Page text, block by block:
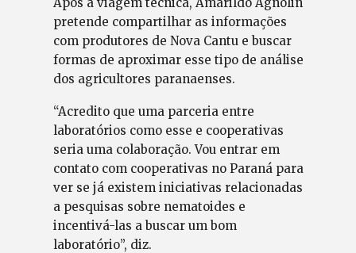
pretende compartilhar as informações
com produtores de Nova Cantu e buscar
formas de aproximar esse tipo de análise
dos agricultores paranaenses.
“Acredito que uma parceria entre
laboratórios como esse e cooperativas
seria uma colaboração. Vou entrar em
contato com cooperativas no Paraná para
ver se já existem iniciativas relacionadas
a pesquisas sobre nematoides e
incentivá-las a buscar um bom
laboratório”, diz.